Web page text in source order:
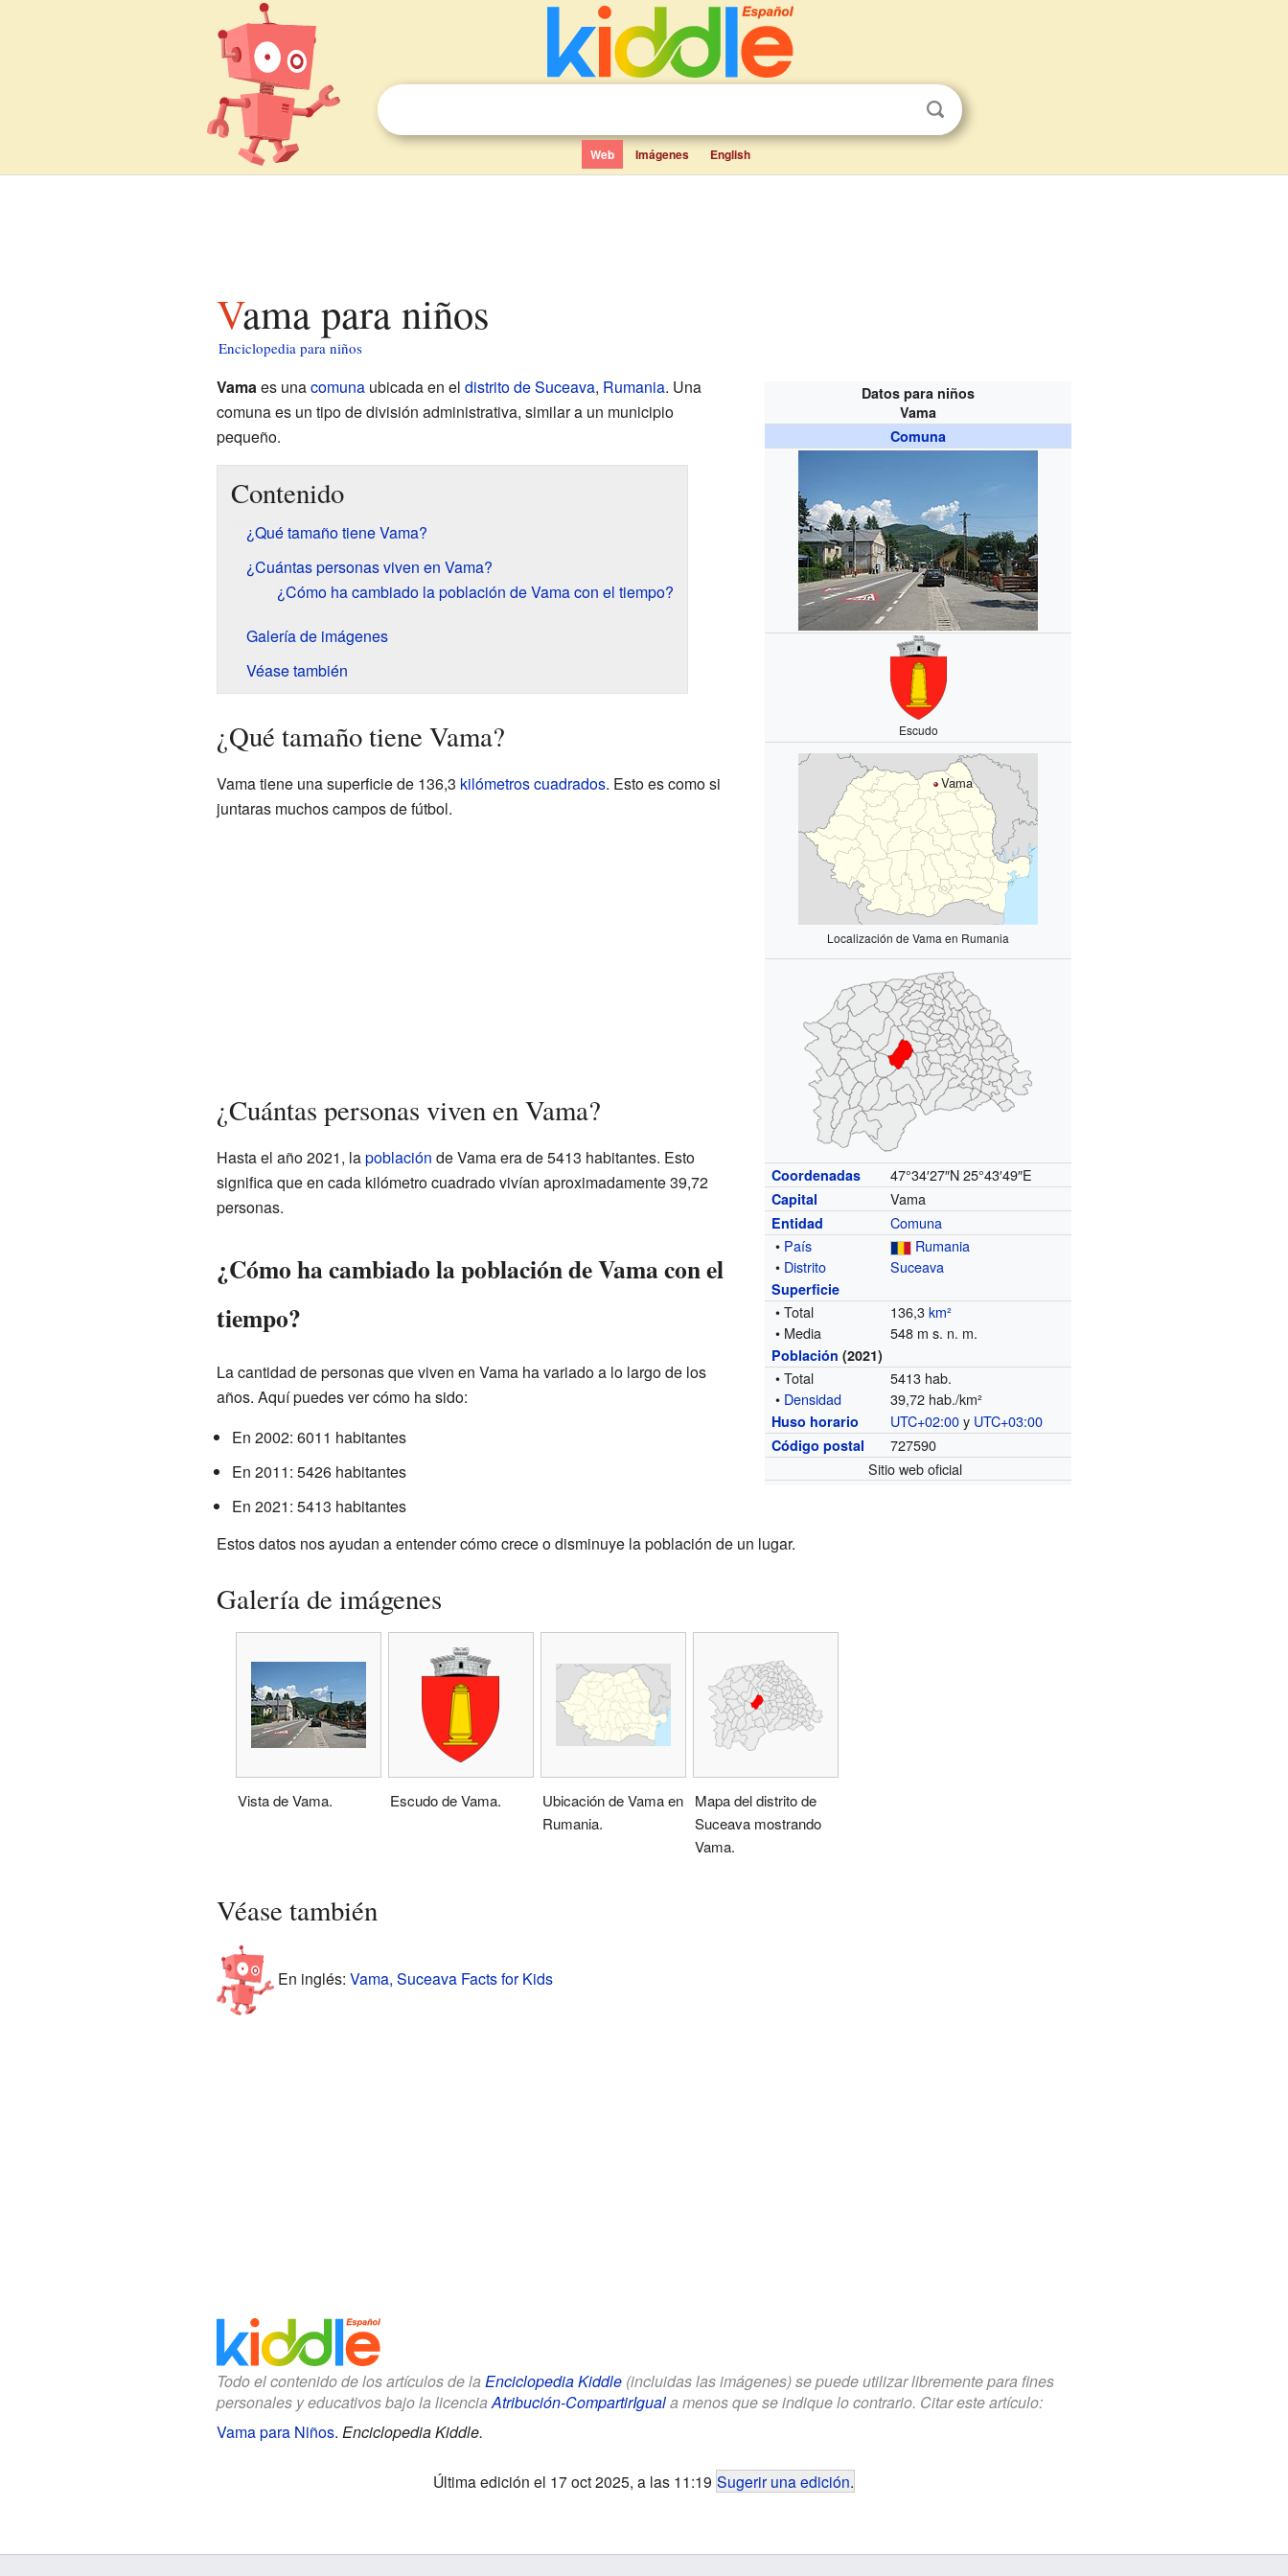
Web Imágenes English
Vama para niños
Enciclopedia para niños
Datos para niños
Vama
Comuna
Escudo
Vama
Localización de Vama en Rumania
Coordenadas 47°34′27″N 25°43′49″E
Capital Vama
Entidad
Comuna
• País
Rumania
• Distrito Suceava
Superficie
• Total 136,3km²
• Media
548 m s. n. m.
Población (2021)
• Total
5413 hab.
• Densidad 39,72 hab./km²
Huso horario UTC+02:00y UTC+03:00
Código postal
727590
Sitio web oficial
Vamaes unacomunaubicada en el distrito de Suceava, Rumania. Una
comuna es un tipo de división administrativa, similar a un municipio
pequeño.
Contenido
¿Qué tamaño tiene Vama?
¿Cuántas personas viven en Vama?
¿Cómo ha cambiado la población de Vama con el tiempo?
Galería de imágenes
Véase también
¿Qué tamaño tiene Vama?
Vama tiene una superficie de 136,3 kilómetros cuadrados. Esto es como si
juntaras muchos campos de fútbol.
¿Cuántas personas viven en Vama?
Hasta el año 2021, lapoblación de Vama era de 5413 habitantes. Esto
significa que en cada kilómetro cuadrado vivían aproximadamente 39,72
personas.
¿Cómo ha cambiado la población de Vama con el
tiempo?
La cantidad de personas que viven en Vama ha variado a lo largo de los
años. Aquí puedes ver cómo ha sido:
En 2002: 6011 habitantes
En 2011: 5426 habitantes
En 2021: 5413 habitantes
Estos datos nos ayudan a entender cómo crece o disminuye la población de un lugar.
Galería de imágenes
Vista de Vama. Escudo de Vama.
Ubicación de Vama en
Rumania.
Mapa del distrito de
Suceava mostrando
Vama.
Véase también
En inglés: Vama, Suceava Facts for Kids
Todo el contenido de los artículos de la Enciclopedia Kiddle(incluidas las imágenes) se puede utilizar libremente para fines
personales y educativos bajo la licencia Atribución-CompartirIguala menos que se indique lo contrario. Citar este artículo:
Vama para Niños. Enciclopedia Kiddle.
Última edición el 17 oct 2025, a las 11:19 Sugerir una edición.